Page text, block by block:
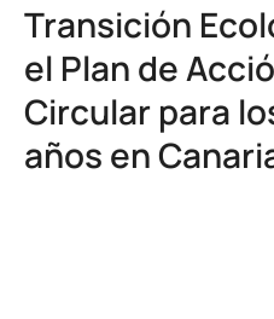
Transición
el Plan de
Circular para
años en